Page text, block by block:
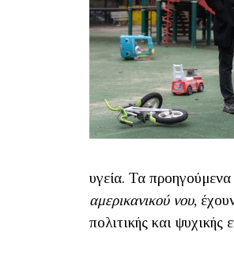
υγεία. Τα προηγούμενα
αμερικανικού νου,
πολιτικής και ψυχικής